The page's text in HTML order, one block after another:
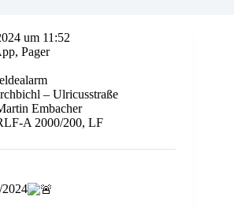
um 11:52
Pager
– Ulricusstraße
Embacher
A 2000/200, LF